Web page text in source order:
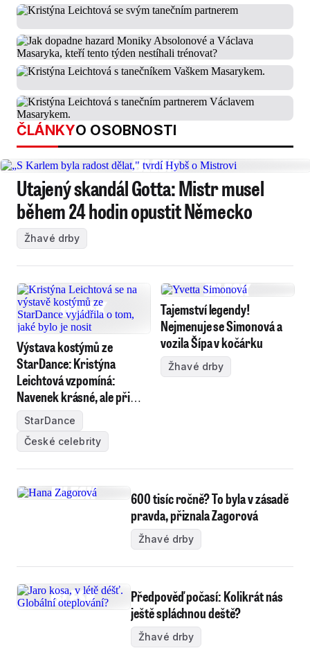
ČLÁNKYO OSOBNOSTI
Utajený skandál Gotta: Mistr musel
během 24 hodin opustit Německo
Žhavé drby
Výstava kostýmů ze
StarDance: Kristýna
Leichtová vzpomíná:
Navenek krásné, ale při
nošení...
StarDance
České celebrity
Tajemství legendy!
Nejmenuje se Simonová a
vozila Šípa v kočárku
Žhavé drby
600 tisíc ročně? To byla v zásadě
pravda, přiznala Zagorová
Žhavé drby
Předpověď počasí: Kolikrát nás
ještě spláchnou deště?
Žhavé drby